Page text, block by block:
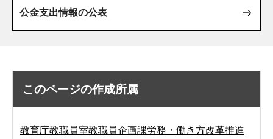
公金支出情報の公表
このページの作成所属
教育庁教職員室教職員企画課労務・働き方改革推進